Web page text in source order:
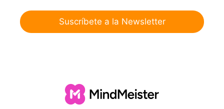
Suscríbete a la Newsletter